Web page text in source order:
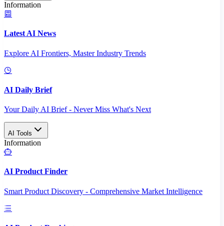
Information
Latest AI News
Explore AI Frontiers, Master Industry Trends
AI Daily Brief
Your Daily AI Brief - Never Miss What's Next
AI Tools
Information
AI Product Finder
Smart Product Discovery - Comprehensive Market Intelligence